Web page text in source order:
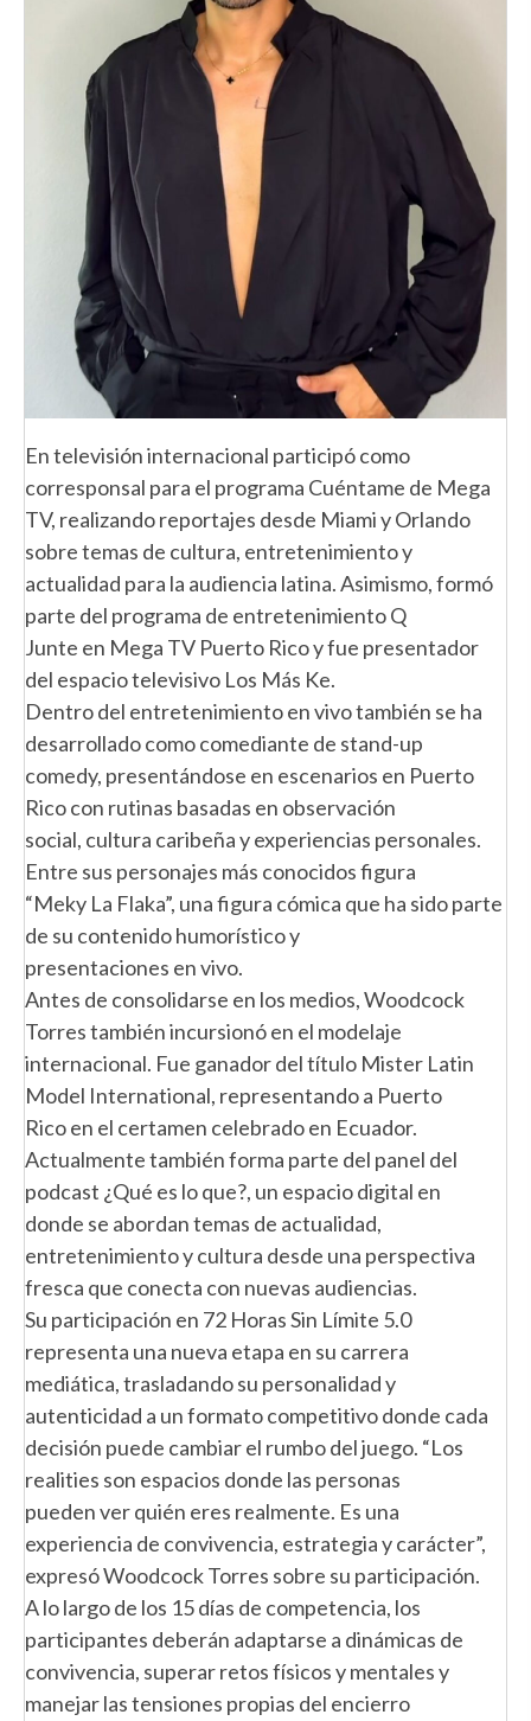
En televisión internacional participó como
corresponsal para el programa Cuéntame de Mega
TV, realizando reportajes desde Miami y Orlando
sobre temas de cultura, entretenimiento y
actualidad para la audiencia latina. Asimismo, formó
parte del programa de entretenimiento Q
Junte en Mega TV Puerto Rico y fue presentador
del espacio televisivo Los Más Ke.
Dentro del entretenimiento en vivo también se ha
desarrollado como comediante de stand-up
comedy, presentándose en escenarios en Puerto
Rico con rutinas basadas en observación
social, cultura caribeña y experiencias personales.
Entre sus personajes más conocidos figura
“Meky La Flaka”, una figura cómica que ha sido parte
de su contenido humorístico y
presentaciones en vivo.
Antes de consolidarse en los medios, Woodcock
Torres también incursionó en el modelaje
internacional. Fue ganador del título Mister Latin
Model International, representando a Puerto
Rico en el certamen celebrado en Ecuador.
Actualmente también forma parte del panel del
podcast ¿Qué es lo que?, un espacio digital en
donde se abordan temas de actualidad,
entretenimiento y cultura desde una perspectiva
fresca que conecta con nuevas audiencias.
Su participación en 72 Horas Sin Límite 5.0
representa una nueva etapa en su carrera
mediática, trasladando su personalidad y
autenticidad a un formato competitivo donde cada
decisión puede cambiar el rumbo del juego. “Los
realities son espacios donde las personas
pueden ver quién eres realmente. Es una
experiencia de convivencia, estrategia y carácter”,
expresó Woodcock Torres sobre su participación.
A lo largo de los 15 días de competencia, los
participantes deberán adaptarse a dinámicas de
convivencia, superar retos físicos y mentales y
manejar las tensiones propias del encierro